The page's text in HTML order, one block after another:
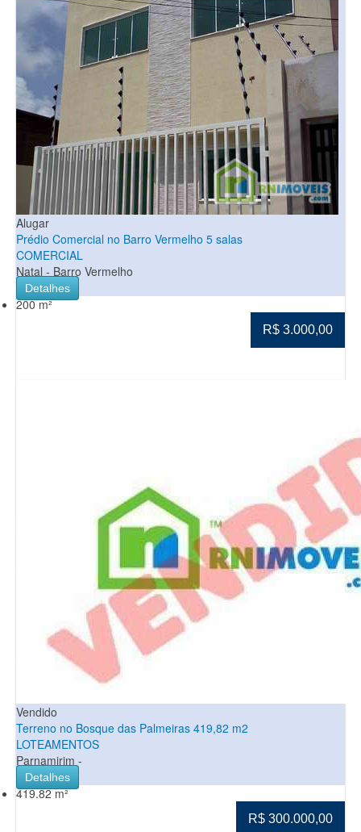
Alugar
Prédio Comercial no Barro Vermelho 5 salas
COMERCIAL
Natal - Barro Vermelho
Detalhes
200 m²
R$ 3.000,00
Vendido
Terreno no Bosque das Palmeiras 419,82 m2
LOTEAMENTOS
Parnamirim -
Detalhes
419.82 m²
R$ 300.000,00